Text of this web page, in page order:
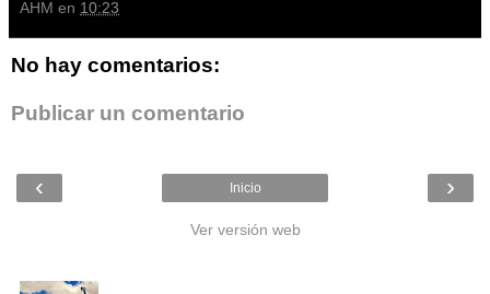
AHM en 10:23
No hay comentarios:
Publicar un comentario
‹ ›
Inicio
Ver versión web